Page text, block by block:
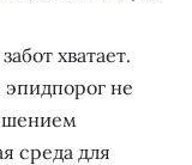
хватает.
эпидпорог не
среда для